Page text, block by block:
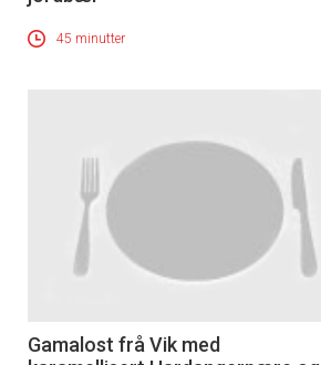
45 minutter
Gamalost frå Vik med